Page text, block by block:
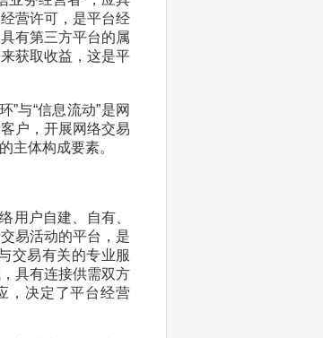
营许可，是平台经
有第三方平台的属
获取收益，这是平
与“信息流动”是网
户，开展网络交易
主体构成要素。
用户自建、自有、
易活动的平台，是
交易有关的专业服
具有连接供需双方
，决定了平台经营